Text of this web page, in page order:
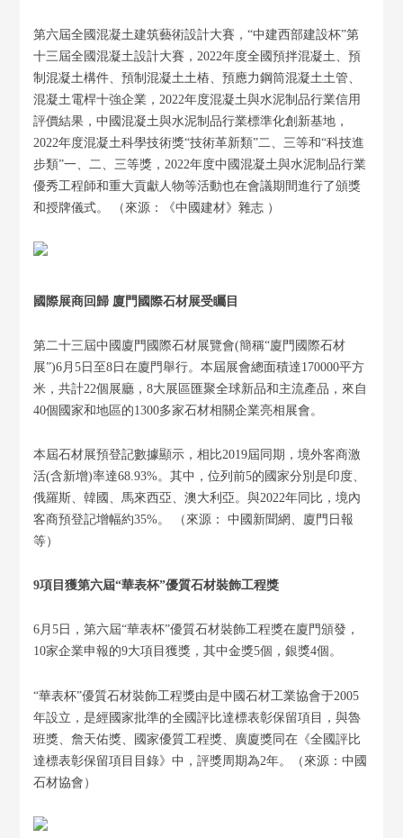
第六屆全國混凝土建筑藝術設計大賽，“中建西部建設杯”第
十三屆全國混凝土設計大賽，2022年度全國預拌混凝土、預
制混凝土構件、預制混凝土土樁、預應力鋼筒混凝土土管、
混凝土電桿十強企業，2022年度混凝土與水泥制品行業信用
評價結果，中國混凝土與水泥制品行業標準化創新基地，
2022年度混凝土科學技術獎“技術革新類”二、三等和“科技進
步類”一、二、三等獎，2022年度中國混凝土與水泥制品行業
優秀工程師和重大貢獻人物等活動也在會議期間進行了頒獎
和授牌儀式。 （來源：《中國建材》雜志 ）
國際展商回歸 廈門國際石材展受矚目
第二十三屆中國廈門國際石材展覽會(簡稱“廈門國際石材
展”)6月5日至8日在廈門舉行。本屆展會總面積達170000平方
米，共計22個展廳，8大展區匯聚全球新品和主流產品，來自
40個國家和地區的1300多家石材相關企業亮相展會。
本屆石材展預登記數據顯示，相比2019屆同期，境外客商激
活(含新增)率達68.93%。其中，位列前5的國家分別是印度、
俄羅斯、韓國、馬來西亞、澳大利亞。與2022年同比，境內
客商預登記增幅約35%。 （來源： 中國新聞網、廈門日報
等）
9項目獲第六屆“華表杯”優質石材裝飾工程獎
6月5日，第六屆“華表杯”優質石材裝飾工程獎在廈門頒發，
10家企業申報的9大項目獲獎，其中金獎5個，銀獎4個。
“華表杯”優質石材裝飾工程獎由是中國石材工業協會于2005
年設立，是經國家批準的全國評比達標表彰保留項目，與魯
班獎、詹天佑獎、國家優質工程獎、廣廈獎同在《全國評比
達標表彰保留項目目錄》中，評獎周期為2年。（來源：中國
石材協會）